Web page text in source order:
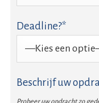
Deadline?*
Beschrijf uw
Probeer uw opdracht zo